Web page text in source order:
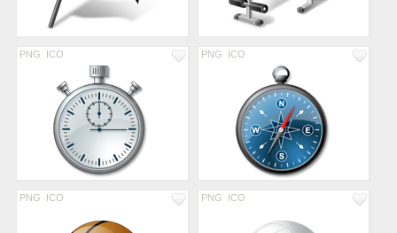
PNG ICO PNG ICO
PNG ICO PNG ICO